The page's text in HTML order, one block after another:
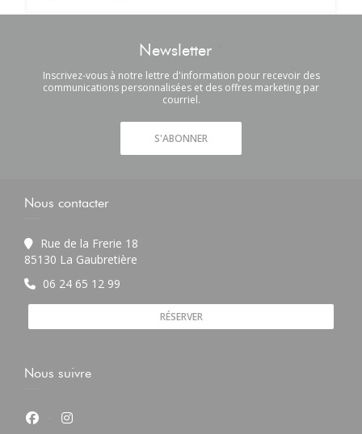
Newsletter
Inscrivez-vous à notre lettre d'information pour recevoir des
communications personnalisées et des offres marketing par
courriel.
S'ABONNER
Nous contacter
Rue de la Frerie 18
85130 La Gaubretière
06 24 65 12 99
RÉSERVER
Nous suivre
Facebook ((ouvre une nouvelle fenêtre))
Instagram ((ouvre une nouvelle fenêtre))